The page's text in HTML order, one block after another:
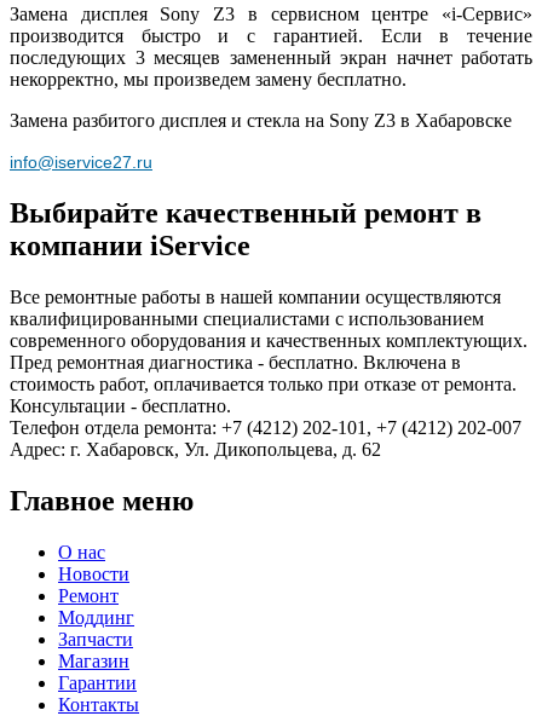
Замена дисплея Sony Z3 в сервисном центре «i-Сервис»
производится быстро и с гарантией. Если в течение
последующих 3 месяцев замененный экран начнет работать
некорректно, мы произведем замену бесплатно.
Замена разбитого дисплея и стекла на Sony Z3 в Хабаровске
info@iservice27.ru
Выбирайте качественный ремонт в
компании iService
Все ремонтные работы в нашей компании осуществляются
квалифицированными специалистами с использованием
современного оборудования и качественных комплектующих.
Пред ремонтная диагностика - бесплатно. Включена в
стоимость работ, оплачивается только при отказе от ремонта.
Консультации - бесплатно.
Телефон отдела ремонта: +7 (4212) 202-101, +7 (4212) 202-007
Адрес: г. Хабаровск, Ул. Дикопольцева, д. 62
Главное меню
О нас
Новости
Ремонт
Моддинг
Запчасти
Магазин
Гарантии
Контакты